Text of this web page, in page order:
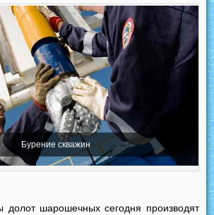
Бурение скважин
долот шарошечных сегодня производят